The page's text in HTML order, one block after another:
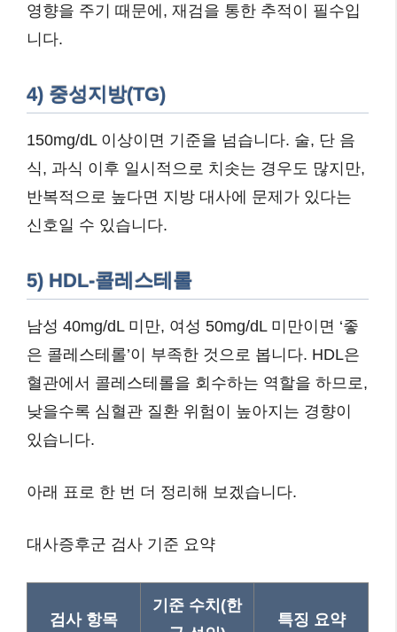
영향을 주기 때문에, 재검을 통한 추적이 필수입
니다.
4) 중성지방(TG)
150mg/dL 이상이면 기준을 넘습니다. 술, 단 음
식, 과식 이후 일시적으로 치솟는 경우도 많지만,
반복적으로 높다면 지방 대사에 문제가 있다는
신호일 수 있습니다.
5) HDL-콜레스테롤
남성 40mg/dL 미만, 여성 50mg/dL 미만이면 ‘좋
은 콜레스테롤’이 부족한 것으로 봅니다. HDL은
혈관에서 콜레스테롤을 회수하는 역할을 하므로,
낮을수록 심혈관 질환 위험이 높아지는 경향이
있습니다.
아래 표로 한 번 더 정리해 보겠습니다.
대사증후군 검사 기준 요약
검사 항목
기준 수치(한
특징 요약